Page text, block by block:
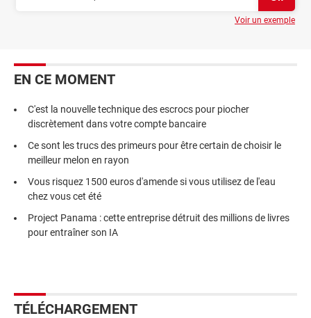
Voir un exemple
EN CE MOMENT
C'est la nouvelle technique des escrocs pour piocher
discrètement dans votre compte bancaire
Ce sont les trucs des primeurs pour être certain de choisir le
meilleur melon en rayon
Vous risquez 1500 euros d'amende si vous utilisez de l'eau
chez vous cet été
Project Panama : cette entreprise détruit des millions de livres
pour entraîner son IA
TÉLÉCHARGEMENT